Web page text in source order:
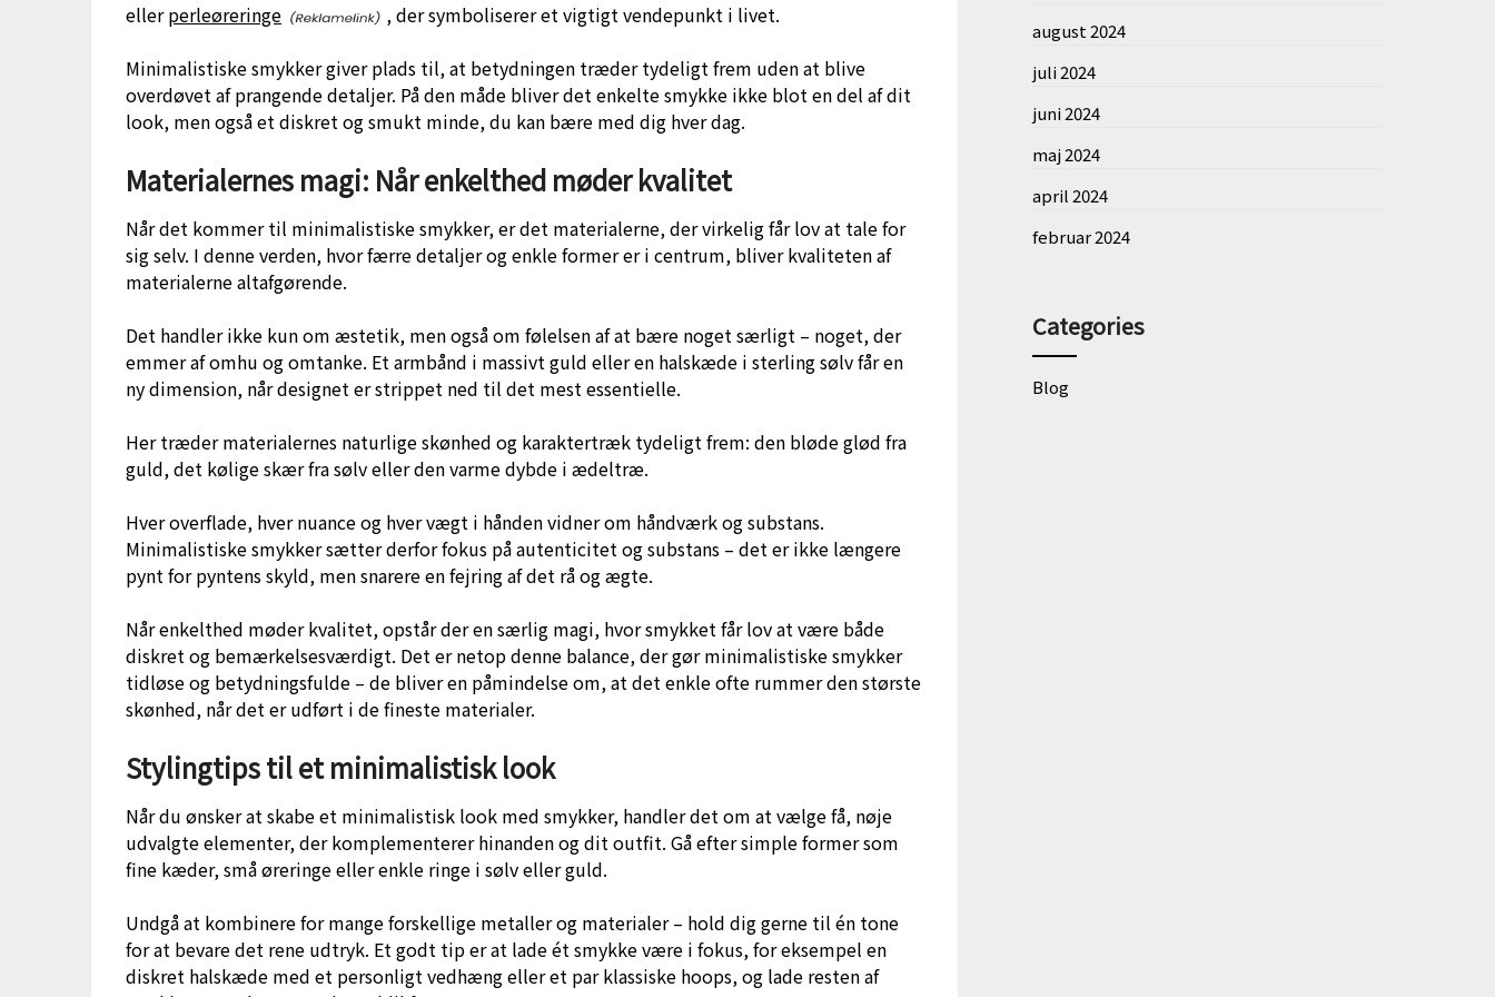
ellerperleøreringe
, der symboliserer et vigtigt vendepunkt i livet.
Minimalistiske smykker giver plads til, at betydningen træder tydeligt frem uden at blive
overdøvet af prangende detaljer. På den måde bliver det enkelte smykke ikke blot en del af dit
look, men også et diskret og smukt minde, du kan bære med dig hver dag.
Materialernes magi: Når enkelthed møder kvalitet
Når det kommer til minimalistiske smykker, er det materialerne, der virkelig får lov at tale for
sig selv. I denne verden, hvor færre detaljer og enkle former er i centrum, bliver kvaliteten af
materialerne altafgørende.
Det handler ikke kun om æstetik, men også om følelsen af at bære noget særligt – noget, der
emmer af omhu og omtanke. Et armbånd i massivt guld eller en halskæde i sterling sølv får en
ny dimension, når designet er strippet ned til det mest essentielle.
Her træder materialernes naturlige skønhed og karaktertræk tydeligt frem: den bløde glød fra
guld, det kølige skær fra sølv eller den varme dybde i ædeltræ.
Hver overflade, hver nuance og hver vægt i hånden vidner om håndværk og substans.
Minimalistiske smykker sætter derfor fokus på autenticitet og substans – det er ikke længere
pynt for pyntens skyld, men snarere en fejring af det rå og ægte.
Når enkelthed møder kvalitet, opstår der en særlig magi, hvor smykket får lov at være både
diskret og bemærkelsesværdigt. Det er netop denne balance, der gør minimalistiske smykker
tidløse og betydningsfulde – de bliver en påmindelse om, at det enkle ofte rummer den største
skønhed, når det er udført i de fineste materialer.
Stylingtips til et minimalistisk look
Når du ønsker at skabe et minimalistisk look med smykker, handler det om at vælge få, nøje
udvalgte elementer, der komplementerer hinanden og dit outfit. Gå efter simple former som
fine kæder, små øreringe eller enkle ringe i sølv eller guld.
Undgå at kombinere for mange forskellige metaller og materialer – hold dig gerne til én tone
for at bevare det rene udtryk. Et godt tip er at lade ét smykke være i fokus, for eksempel en
diskret halskæde med et personligt vedhæng eller et par klassiske hoops, og lade resten af
august 2024
juli 2024
juni 2024
maj 2024
april 2024
februar 2024
Categories
Blog